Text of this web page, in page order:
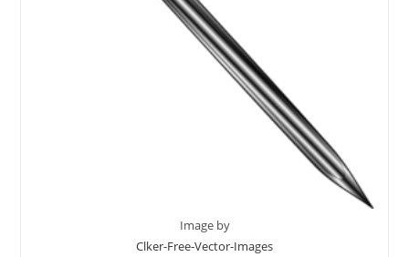
Image by
Clker-Free-Vector-Images